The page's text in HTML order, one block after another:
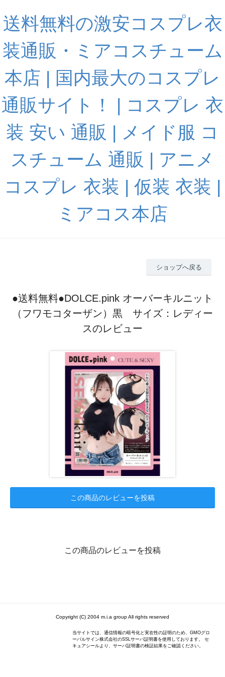
送料無料の激安コスプレ衣
装通販・ミアコスチューム
本店 | 国内最大のコスプレ
通販サイト！ | コスプレ 衣
装 安い 通販 | メイド服 コ
スチューム 通販 | アニメ
コスプレ 衣装 | 仮装 衣装 |
ミアコス本店
ショップへ戻る
●送料無料●DOLCE.pink オーバーキルニット
（フワモコターザン）黒 サイズ：レディー
スのレビュー
この商品のレビューを投稿
この商品のレビューを投稿
Copyright (C) 2004 m.i.a group All rights reserved
当サイトでは、通信情報の暗号化と実在性の証明のため、GMOグロ
ーバルサイン株式会社のSSLサーバ証明書を使用しております。 セ
キュアシールより、サーバ証明書の検証結果をご確認ください。